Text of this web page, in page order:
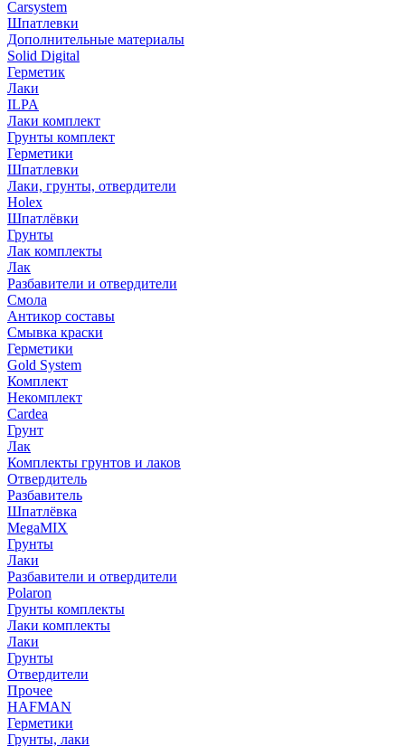
Carsystem
Шпатлевки
Дополнительные материалы
Solid Digital
Герметик
Лаки
ILPA
Лаки комплект
Грунты комплект
Герметики
Шпатлевки
Лаки, грунты, отвердители
Holex
Шпатлёвки
Грунты
Лак комплекты
Лак
Разбавители и отвердители
Смола
Антикор составы
Смывка краски
Герметики
Gold System
Комплект
Некомплект
Cardea
Грунт
Лак
Комплекты грунтов и лаков
Отвердитель
Разбавитель
Шпатлёвка
MegaMIX
Грунты
Лаки
Разбавители и отвердители
Polaron
Грунты комплекты
Лаки комплекты
Лаки
Грунты
Отвердители
Прочее
HAFMAN
Герметики
Грунты, лаки